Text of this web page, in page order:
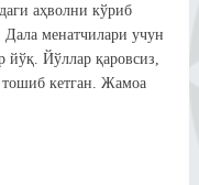
аҳволни кўриб
Дала менатчилари учун
Йўллар қаровсиз,
тошиб кетган. Жамоа